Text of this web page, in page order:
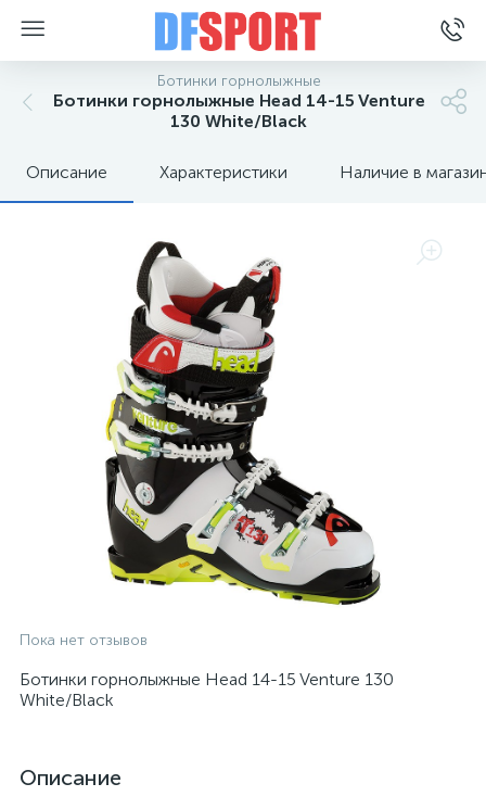
Ботинки горнолыжные
Ботинки горнолыжные Head 14-15 Venture
130 White/Black
Описание Характеристики Наличие в
Пока нет отзывов
Ботинки горнолыжные Head 14-15 Venture 130
White/Black
Описание